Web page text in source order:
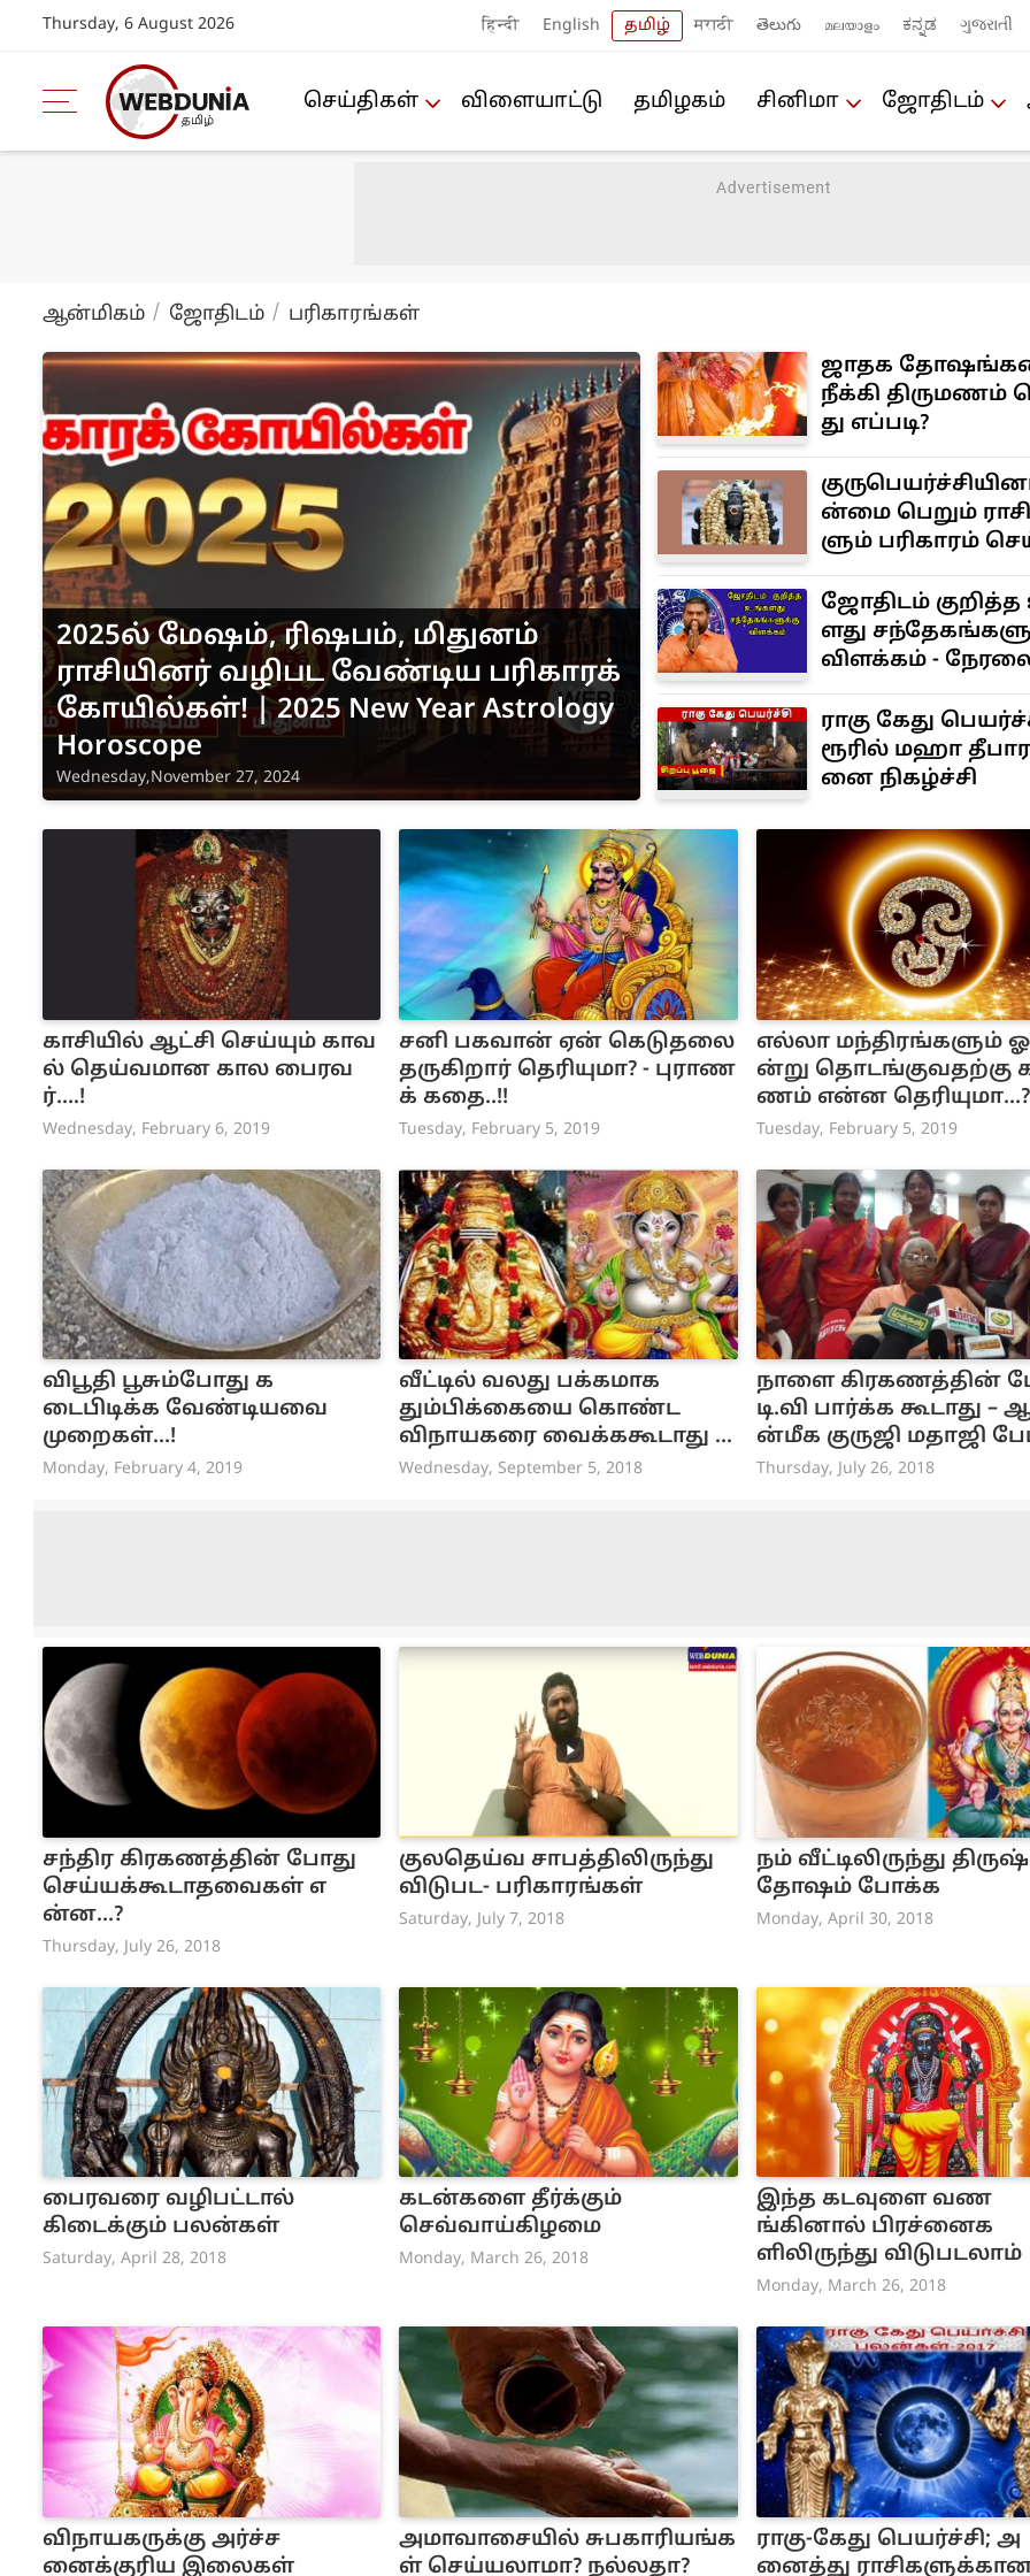
Thursday, 6 August 2026 हिन्दी English தமிழ் मराठी తెలుగు മലയാളം ಕನ್ನಡ ગુજરાતી
செய்திகள் விளையா‌ட்டு த‌மிழக‌ம் சினிமா ஜோ‌திட‌ம்
ஆன்மிகம் ஜோ‌திட‌ம் ப‌ரிகார‌ங்க‌ள்
2025ல் மேஷம், ரிஷபம், மிதுனம்
ராசியினர் வழிபட வேண்டிய பரிகாரக்
கோயில்கள்! | 2025 New Year Astrology
Horoscope
Wednesday,November 27, 2024
ஜாதக
நீக்கி திருமணம்
து எப்படி?
ன்மை பெறும்
ளும் பரிகாரம்
வேண்டிய
ஜோதிடம்
ளது
விளக்கம் -
வீடியோ!
ராகு கேது
ரூரில் மஹா
னை நிகழ்ச்சி
காசியில் ஆட்சி செய்யும் காவ
ல் தெய்வமான கால பைரவ
ர்....!
Wednesday, February 6, 2019
சனி பகவான் ஏன் கெடுதலை
தருகிறார் தெரியுமா? - புராண
க் கதை..!!
Tuesday, February 5, 2019
எல்லா மந்திரங்களும்
ன்று தொடங்குவதற்கு
ணம் என்ன தெரியுமா...?
Tuesday, February 5, 2019
விபூதி பூசும்போது க
டைபிடிக்க வேண்டியவை
முறைகள்...!
Monday, February 4, 2019
வீட்டில் வலது பக்கமாக
தும்பிக்கையை கொண்ட
விநாயகரை வைக்ககூடாது ஏ
ன் தெரியுமா?
Wednesday, September 5, 2018
நாளை கிரகணத்தின்
டி.வி பார்க்க கூடாது –
ன்மீக குருஜி மதாஜி
(வீடியோ)
Thursday, July 26, 2018
சந்திர கிரகணத்தின் போது
செய்யக்கூடாதவைகள் எ
ன்ன...?
Thursday, July 26, 2018
குலதெய்வ சாபத்திலிருந்து
விடுபட- பரிகாரங்கள்
Saturday, July 7, 2018
நம் வீட்டிலிருந்து
தோஷம் போக்க
Monday, April 30, 2018
பைரவரை வழிபட்டால்
கிடைக்கும் பலன்கள்
Saturday, April 28, 2018
கடன்களை தீர்க்கும்
செவ்வாய்கிழமை
Monday, March 26, 2018
இந்த கடவுளை வண
ங்கினால் பிரச்னைக
ளிலிருந்து விடுபடலாம்
Monday, March 26, 2018
விநாயகருக்கு அர்ச்ச
னைக்குரிய இலைகள்
அமாவாசையில் சுபகாரியங்க
ள் செய்யலாமா? நல்லதா?
ராகு-கேது பெயர்ச்சி; அ
னைத்து